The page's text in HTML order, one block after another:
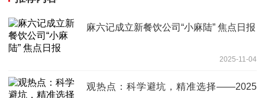
麻六记成立新餐饮公司“小麻陆” 焦点日报
2025-11-04
观热点：科学避坑，精准选择——2025